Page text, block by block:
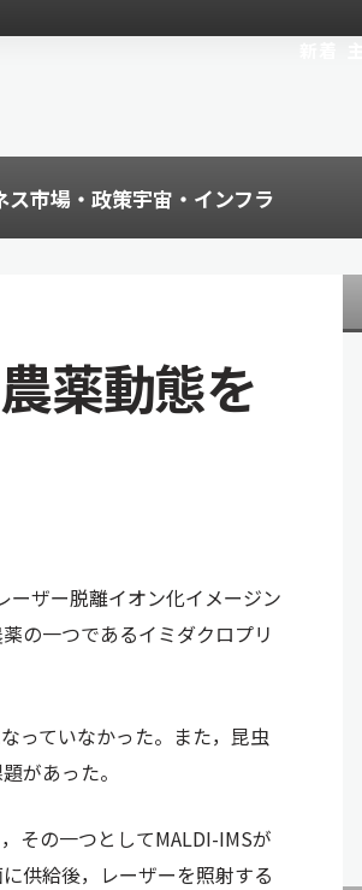
ス市場・政策宇宙・インフラ
薬動態を
ーザー脱離イオン化イメージン
の一つであるイミダクロプリ
っていなかった。また，昆虫
があった。
その一つとしてMALDI-IMSが
供給後，レーザーを照射する